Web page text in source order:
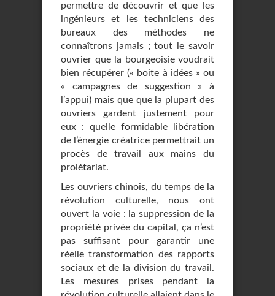
permettre de découvrir et que les
ingénieurs et les techniciens des
bureaux des méthodes ne
connaîtrons jamais ; tout le savoir
ouvrier que la bourgeoisie voudrait
bien récupérer (« boite à idées » ou
« campagnes de suggestion » à
l’appui) mais que que la plupart des
ouvriers gardent justement pour
eux : quelle formidable libération
de l’énergie créatrice permettrait un
procès de travail aux mains du
prolétariat.
Les ouvriers chinois, du temps de la
révolution culturelle, nous ont
ouvert la voie : la suppression de la
propriété privée du capital, ça n’est
pas suffisant pour garantir une
réelle transformation des rapports
sociaux et de la division du travail.
Les mesures prises pendant la